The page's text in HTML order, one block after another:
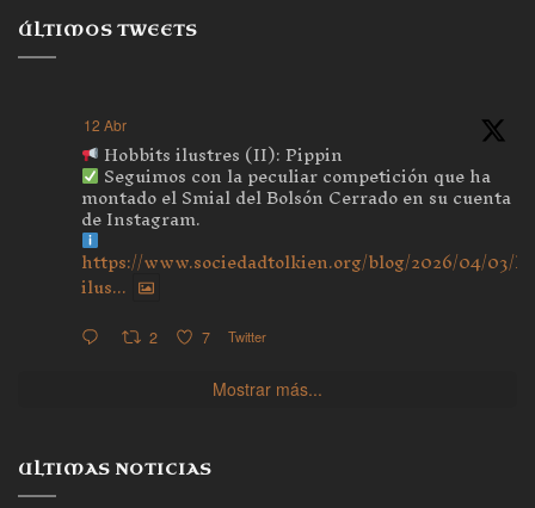
ÚLTIMOS TWEETS
12 Abr
Hobbits ilustres (II): Pippin
Seguimos con la peculiar competición que ha
montado el Smial del Bolsón Cerrado en su cuenta
de Instagram.
https://www.sociedadtolkien.org/blog/2026/04/03/
ilus...
2 7 Twitter
Mostrar más...
ULTIMAS NOTICIAS